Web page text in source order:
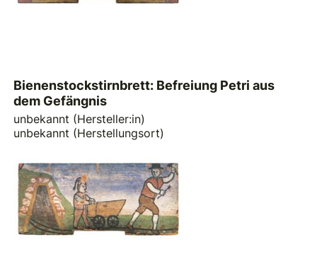
Bienenstockstirnbrett: Befreiung Petri aus
dem Gefängnis
unbekannt (Hersteller:in)
unbekannt (Herstellungsort)